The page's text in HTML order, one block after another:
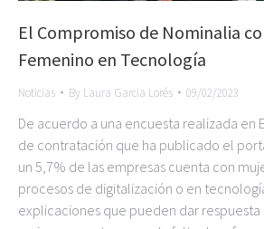
El Compromiso de Nominalia
Femenino en Tecnología
Noticias By Laura Garcia Lorés 09/02/2023
De acuerdo a una encuesta realizada en
de contratación que ha publicado el
un 5,7% de las empresas cuenta con
procesos de digitalización o en
explicaciones que pueden dar respuesta